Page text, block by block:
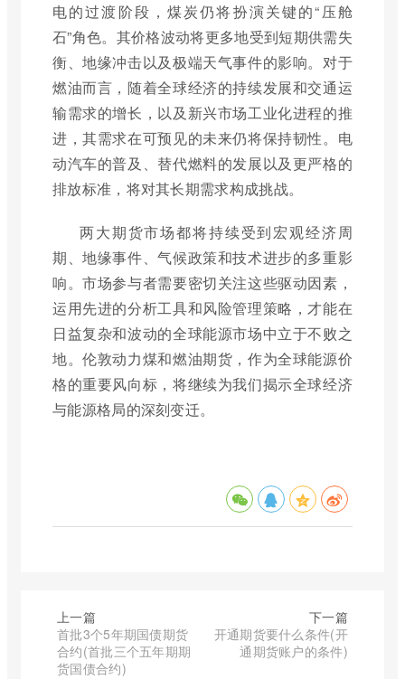
电的过渡阶段，煤炭仍将扮演关键的“压舱
石”角色。其价格波动将更多地受到短期供需失
衡、地缘冲击以及极端天气事件的影响。对于
燃油而言，随着全球经济的持续发展和交通运
输需求的增长，以及新兴市场工业化进程的推
进，其需求在可预见的未来仍将保持韧性。电
动汽车的普及、替代燃料的发展以及更严格的
排放标准，将对其长期需求构成挑战。
两大期货市场都将持续受到宏观经济周
期、地缘事件、气候政策和技术进步的多重影
响。市场参与者需要密切关注这些驱动因素，
运用先进的分析工具和风险管理策略，才能在
日益复杂和波动的全球能源市场中立于不败之
地。伦敦动力煤和燃油期货，作为全球能源价
格的重要风向标，将继续为我们揭示全球经济
与能源格局的深刻变迁。
上一篇
首批3个5年期国债期货
合约(首批三个五年期期
货国债合约)
下一篇
开通期货要什么条件(开
通期货账户的条件)